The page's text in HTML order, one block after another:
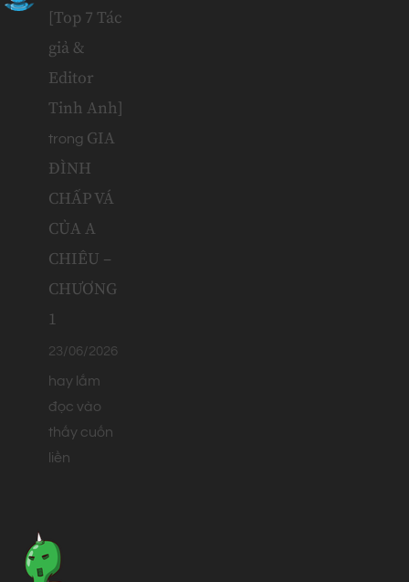
[Top 7 Tác
giả &
Editor
Tinh Anh]
trong GIA
ĐÌNH
CHẤP VÁ
CỦA A
CHIÊU –
CHƯƠNG
1
23/06/2026
hay lắm
đọc vào
thấy cuốn
liền